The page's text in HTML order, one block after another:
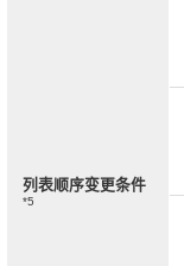
列表顺序变更条件
*5